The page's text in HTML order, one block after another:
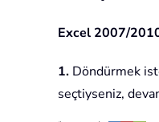
Excel 2007/
1. Döndürmek
seçtiyseniz,